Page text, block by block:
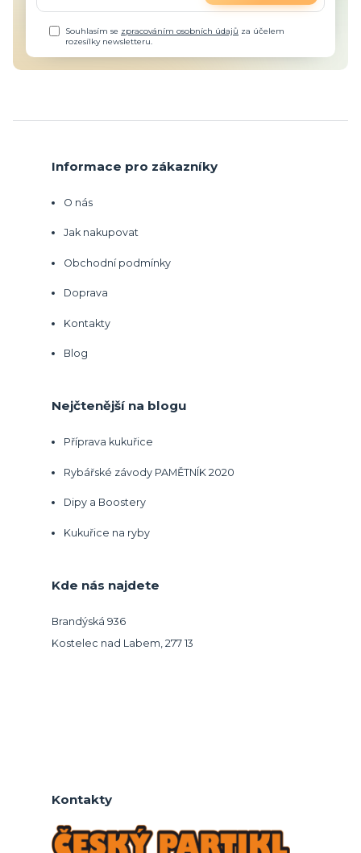
Souhlasím se zpracováním osobních údajů za účelem
rozesílky newsletteru.
Informace pro zákazníky
O nás
Jak nakupovat
Obchodní podmínky
Doprava
Kontakty
Blog
Nejčtenější na blogu
Příprava kukuřice
Rybářské závody PAMĚTNÍK 2020
Dipy a Boostery
Kukuřice na ryby
Kde nás najdete
Brandýská 936
Kostelec nad Labem, 277 13
Kontakty